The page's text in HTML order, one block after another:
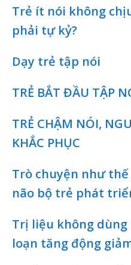
Trẻ ít nói không
phải tự kỷ?
Dạy trẻ tập nói
TRẺ BẮT ĐẦU TẬP
TRẺ CHẬM NÓI,
KHẮC PHỤC
Trò chuyện như
não bộ trẻ phát
Trị liệu không dùng
loạn tăng động